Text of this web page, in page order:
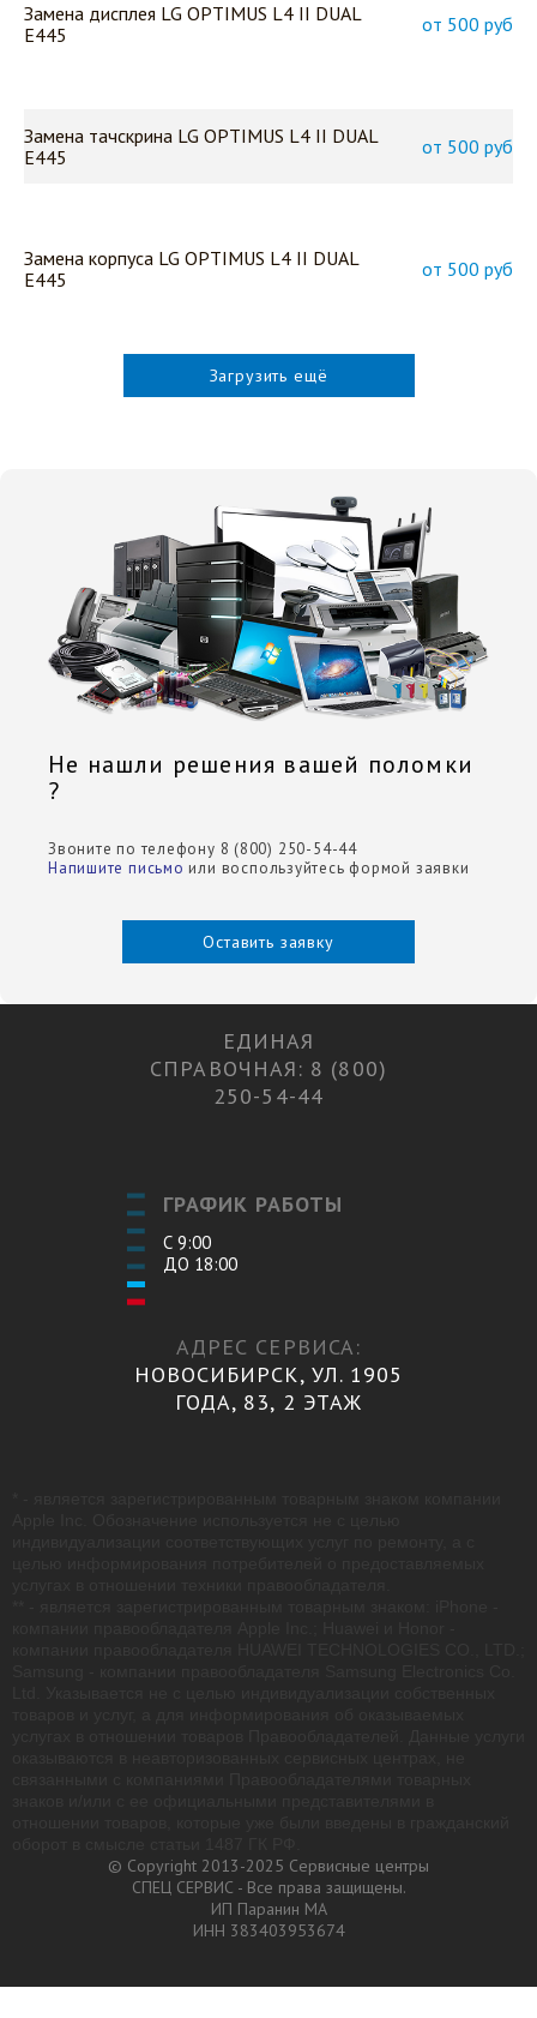
Замена дисплея LG OPTIMUS L4 II DUAL
E445
от 500 руб
Замена тачскрина LG OPTIMUS L4 II DUAL
E445
от 500 руб
Замена корпуса LG OPTIMUS L4 II DUAL
E445
от 500 руб
Загрузить ещё
Не нашли решения вашей поломки
?
Звоните по телефону 8 (800) 250-54-44
Напишите письмо или воспользуйтесь формой заявки
Оставить заявку
ЕДИНАЯ
СПРАВОЧНАЯ: 8 (800)
250-54-44
ГРАФИК РАБОТЫ
С 9:00
ДО 18:00
АДРЕС СЕРВИСА:
НОВОСИБИРСК, УЛ. 1905
ГОДА, 83, 2 ЭТАЖ
© Copyright 2013-2025 Сервисные центры
СПЕЦ СЕРВИС - Все права защищены.
ИП Паранин МА
ИНН 383403953674